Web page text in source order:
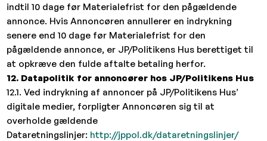
indtil 10 dage før Materialefrist for den pågældende
annonce. Hvis Annoncøren annullerer en indrykning
senere end 10 dage før Materialefrist for den
pågældende annonce, er JP/Politikens Hus berettiget til
at opkræve den fulde aftalte betaling herfor.
12. Datapolitik for annoncører hos JP/Politikens Hus
12.1. Ved indrykning af annoncer på JP/Politikens Hus’
digitale medier, forpligter Annoncøren sig til at
overholde gældende
Dataretningslinjer: http://jppol.dk/dataretningslinjer/